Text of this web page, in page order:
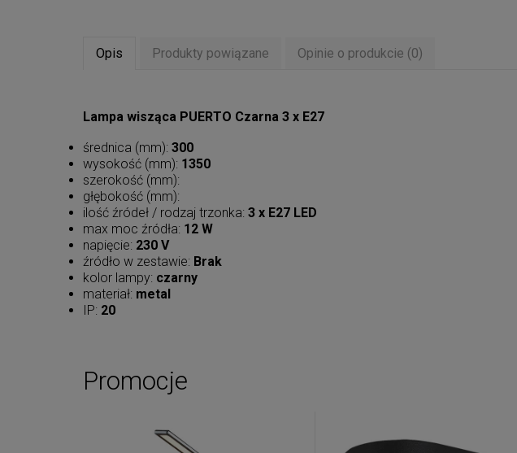
Opis Produkty powiązane Opinie o produkcie (0)
Lampa wisząca PUERTO Czarna 3 x E27
średnica (mm): 300
wysokość (mm): 1350
szerokość (mm):
głębokość (mm):
ilość źródeł / rodzaj trzonka: 3 x E27 LED
max moc źródła: 12 W
napięcie: 230 V
źródło w zestawie: Brak
kolor lampy: czarny
materiał: metal
IP: 20
Promocje